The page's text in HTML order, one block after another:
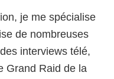
je me spécialise
de nombreuses
interviews télé,
Grand Raid de la